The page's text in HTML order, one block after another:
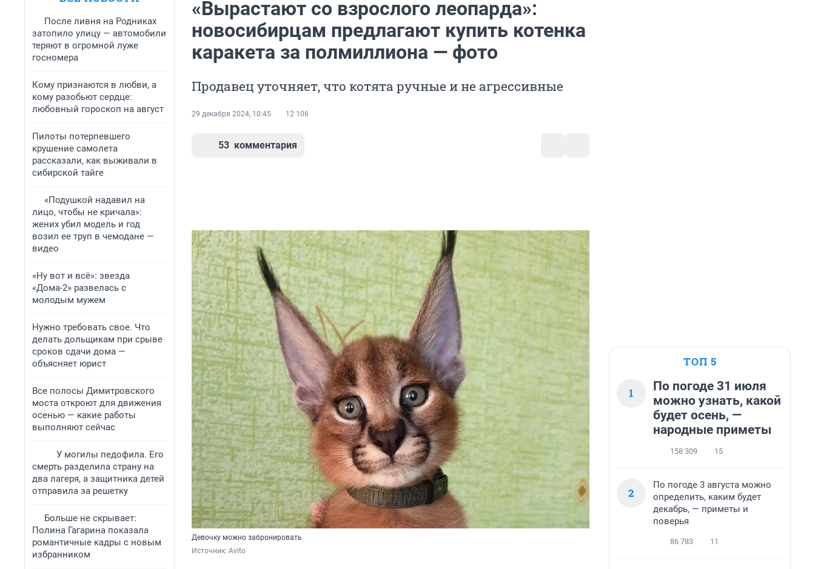
После ливня на Родниках
затопило улицу — автомобили
теряют в огромной луже
госномера
Кому признаются в любви, а
кому разобьют сердце:
любовный гороскоп на август
Пилоты потерпевшего
крушение самолета
рассказали, как выживали в
сибирской тайге
«Подушкой надавил на
лицо, чтобы не кричала»:
жених убил модель и год
возил ее труп в чемодане —
видео
«Ну вот и всё»: звезда
«Дома-2» развелась с
молодым мужем
Нужно требовать свое. Что
делать дольщикам при срыве
сроков сдачи дома —
объясняет юрист
Все полосы Димитровского
моста откроют для движения
осенью — какие работы
выполняют сейчас
У могилы педофила. Его
смерть разделила страну на
два лагеря, а защитника детей
отправила за решетку
Больше не скрывает:
Полина Гагарина показала
романтичные кадры с новым
избранником
«Вырастают со взрослого леопарда»:
новосибирцам предлагают купить котенка
каракета за полмиллиона — фото
Продавец уточняет, что котята ручные и не агрессивные
29 декабря 2024, 10:45 12 106
53 комментария
Девочку можно забронировать
Источник: Avito
ТОП 5
1
По погоде 31 июля
можно узнать, какой
будет осень, —
народные приметы
158 309 15
2
По погоде 3 августа можно
определить, каким будет
декабрь, — приметы и
поверья
86 783 11